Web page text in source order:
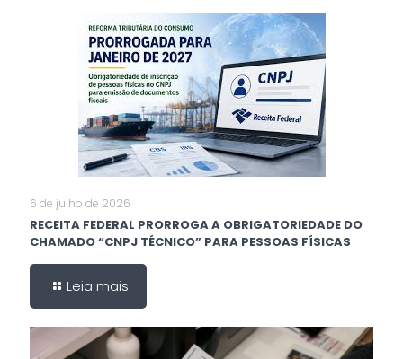
6 de julho de 2026
RECEITA FEDERAL PRORROGA A OBRIGATORIEDADE DO
CHAMADO “CNPJ TÉCNICO” PARA PESSOAS FÍSICAS
Leia mais